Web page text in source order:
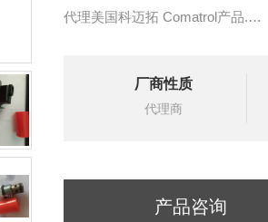
代理美国科迈拓 Comatrol产品.
液压油缸，经销力士乐、派克、
厂商性质
代理商
产品咨询